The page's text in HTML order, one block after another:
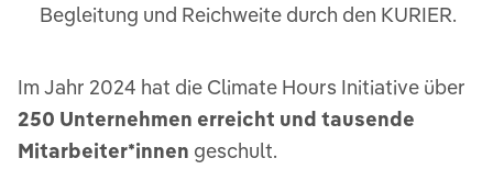
Begleitung und Reichweite durch den KURIER.
Im Jahr 2024 hat die Climate Hours Initiative über
250 Unternehmen erreicht und tausende
Mitarbeiter*innen geschult.